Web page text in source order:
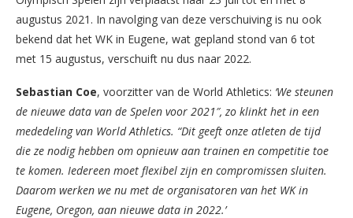
augustus 2021. In navolging van deze verschuiving is nu ook
bekend dat het WK in Eugene, wat gepland stond van 6 tot
met 15 augustus, verschuift nu dus naar 2022.
Sebastian Coe, voorzitter van de World Athletics: ‘We steunen
de nieuwe data van de Spelen voor 2021″, zo klinkt het in een
mededeling van World Athletics. “Dit geeft onze atleten de tijd
die ze nodig hebben om opnieuw aan trainen en competitie toe
te komen. Iedereen moet flexibel zijn en compromissen sluiten.
Daarom werken we nu met de organisatoren van het WK in
Eugene, Oregon, aan nieuwe data in 2022.’